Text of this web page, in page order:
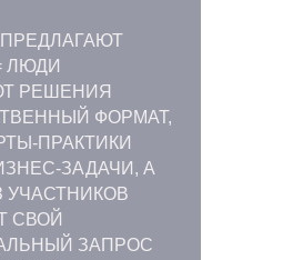
ЛЮДИ
РЕШЕНИЯ
ФОРМАТ,
ПРАКТИКИ
ЗАДАЧИ, А
УЧАСТНИКОВ
СВОЙ
ЗАПРОС